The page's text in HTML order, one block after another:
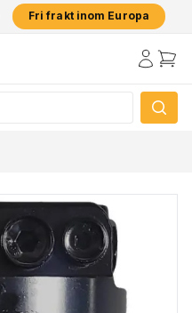
Fri frakt inom Europa